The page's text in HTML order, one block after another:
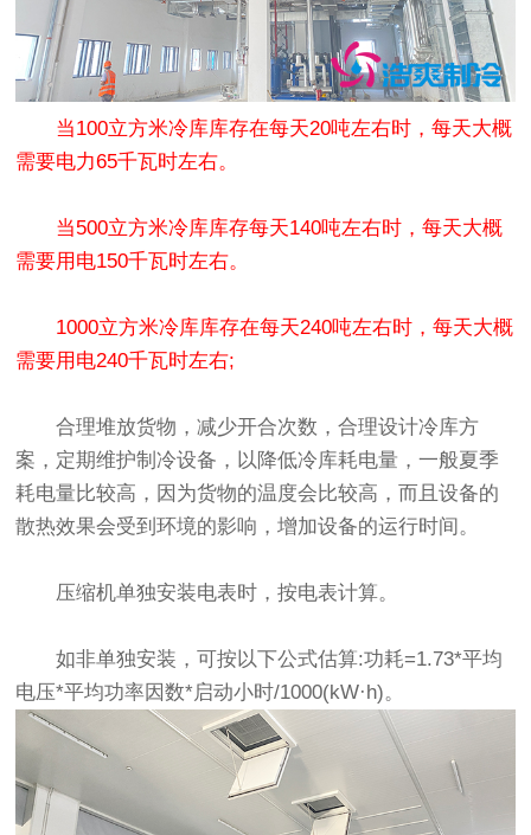
当100立方米冷库库存在每天20吨左右时，每天大概
需要电力65千瓦时左右。
当500立方米冷库库存每天140吨左右时，每天大概
需要用电150千瓦时左右。
1000立方米冷库库存在每天240吨左右时，每天大概
需要用电240千瓦时左右;
合理堆放货物，减少开合次数，合理设计冷库方
案，定期维护制冷设备，以降低冷库耗电量，一般夏季
耗电量比较高，因为货物的温度会比较高，而且设备的
散热效果会受到环境的影响，增加设备的运行时间。
压缩机单独安装电表时，按电表计算。
如非单独安装，可按以下公式估算:功耗=1.73*平均
电压*平均功率因数*启动小时/1000(kW·h)。